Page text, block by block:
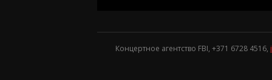
Концертное агентство FBI, +371 6728 4516,